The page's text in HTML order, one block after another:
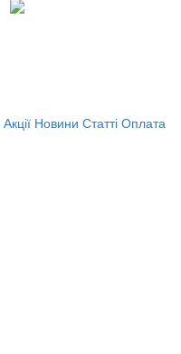
Акції Новини Статті Оплата